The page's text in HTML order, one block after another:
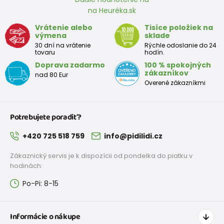
Približná tabuľka veľkosti batoľaťa
Veľkosť
Výška
(cm)
Prsia
(cm)
Pás
(cm)
(cm)
12
mesiacov
68 - 80 47 52
2 roky
3 roky 55
Približná tabuľka veľkostí pre dievča
Veľkosť
(cm)
na Heuréka.sk
Vrátenie alebo
výmena
30 dní na vrátenie
tovaru
Tisíce položiek na
sklade
Rýchle odoslanie do 24
hodín.
Doprava zadarmo
nad 80 Eur
100 % spokojných
zákazníkov
Overené zákazníkmi
Potrebujete poradiť?
+420 725 518 759 info@pidilidi.cz
Zákaznický servis je k dispozícii od pondelka do piatku v
hodinách:
Po-Pi: 8-15
Informácie o nákupe